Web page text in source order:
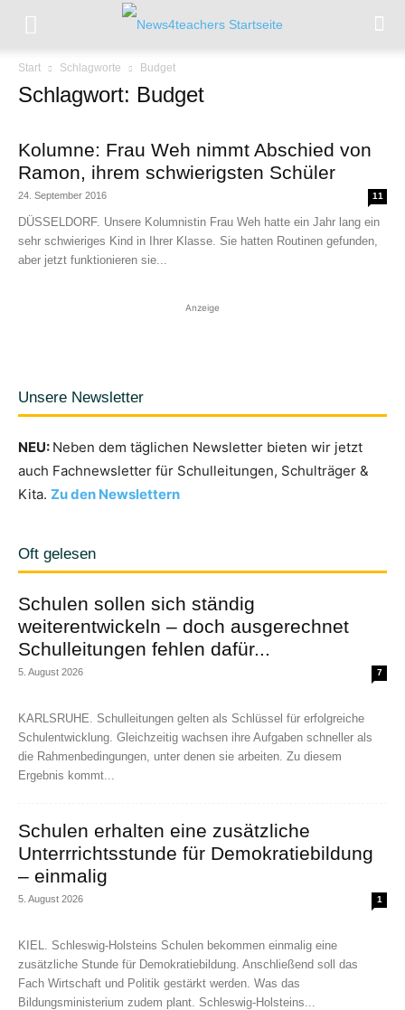
Start Schlagworte Budget
Schlagwort: Budget
Kolumne: Frau Weh nimmt Abschied von
Ramon, ihrem schwierigsten Schüler
24. September 2016 11
DÜSSELDORF. Unsere Kolumnistin Frau Weh hatte ein Jahr lang ein
sehr schwieriges Kind in Ihrer Klasse. Sie hatten Routinen gefunden,
aber jetzt funktionieren sie...
Anzeige
Unsere Newsletter
NEU: Neben dem täglichen Newsletter bieten wir jetzt
auch Fachnewsletter für Schulleitungen, Schulträger &
Kita. Zu den Newslettern
Oft gelesen
Schulen sollen sich ständig
weiterentwickeln – doch ausgerechnet
Schulleitungen fehlen dafür...
5. August 2026 7
KARLSRUHE. Schulleitungen gelten als Schlüssel für erfolgreiche
Schulentwicklung. Gleichzeitig wachsen ihre Aufgaben schneller als
die Rahmenbedingungen, unter denen sie arbeiten. Zu diesem
Ergebnis kommt...
Schulen erhalten eine zusätzliche
Unterrrichtsstunde für Demokratiebildung
– einmalig
5. August 2026 1
KIEL. Schleswig-Holsteins Schulen bekommen einmalig eine
zusätzliche Stunde für Demokratiebildung. Anschließend soll das
Fach Wirtschaft und Politik gestärkt werden. Was das
Bildungsministerium zudem plant. Schleswig-Holsteins...